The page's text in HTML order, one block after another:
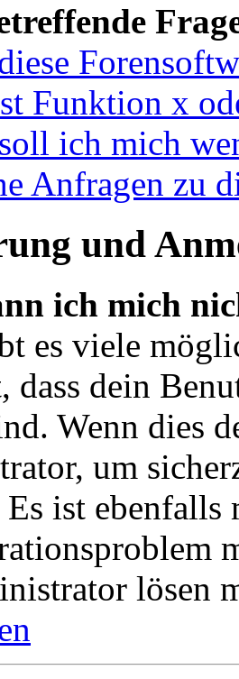
Funktion x
ich mich
Anfragen zu
und
ich mich
es viele
dass dein
Wenn dies
um
ist ebenfalls
lösen